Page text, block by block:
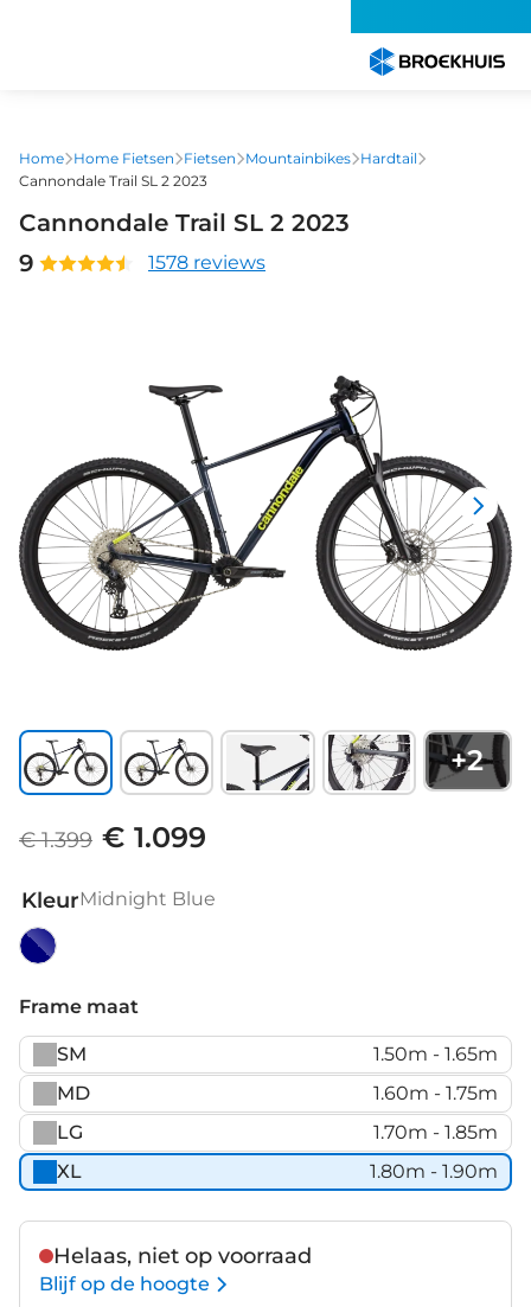
gaan
Home Home Fietsen Fietsen Mountainbikes Hardtail
Cannondale Trail SL 2 2023
Cannondale Trail SL 2 2023
9
1578 reviews
+2
€ 1.399 € 1.099
KleurMidnight Blue
Blue
Frame maat
SM
1.50m - 1.65m
MD
1.60m - 1.75m
LG
1.70m - 1.85m
XL
1.80m - 1.90m
Helaas, niet op voorraad
Blijf op de hoogte